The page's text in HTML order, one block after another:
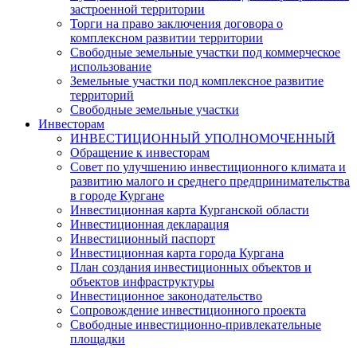
застроенной территории
Торги на право заключения договора о
комплексном развитии территории
Свободные земельные участки под коммерческое
использование
Земельные участки под комплексное развитие
территорий
Свободные земельные участки
Инвесторам
ИНВЕСТИЦИОННЫЙ УПОЛНОМОЧЕННЫЙ
Обращение к инвесторам
Совет по улучшению инвестиционного климата и
развитию малого и среднего предпринимательства
в городе Кургане
Инвестиционная карта Курганской области
Инвестиционная декларация
Инвестиционный паспорт
Инвестиционная карта города Кургана
План создания инвестиционных объектов и
объектов инфраструктуры
Инвестиционное законодательство
Сопровождение инвестиционного проекта
Свободные инвестиционно-привлекательные
площадки